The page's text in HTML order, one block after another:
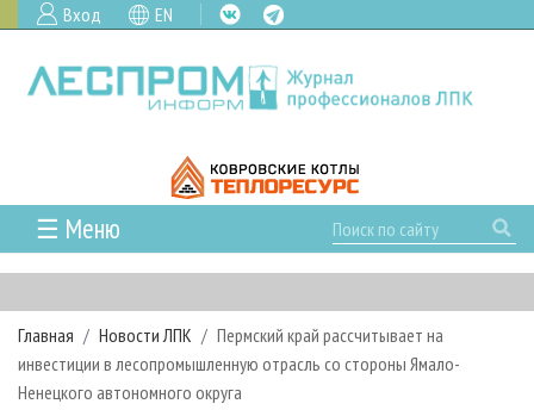
Вход EN
☰ Меню
ГЛАВНАЯ
РУБРИКИ И ТЕМЫ
РУБРИКИ ЖУРНАЛА
ЛЕСНОЕ ХОЗЯЙСТВО
НОВОСТИ
КАЛЕНДАРЬ СОБЫТИЙ
ПРОЕКТЫ ЛПИ
Главная Новости ЛПК
Пермский край рассчитывает на
инвестиции в лесопромышленную отрасль со стороны Ямало-
Ненецкого автономного округа